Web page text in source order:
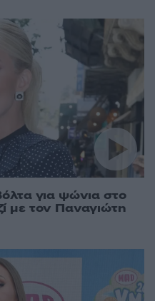
για ψώνια στο
με τον Παναγιώτη